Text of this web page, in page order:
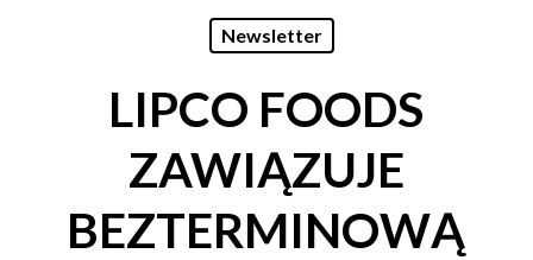
Newsletter
LIPCO FOODS
ZAWIĄZUJE
BEZTERMINOWĄ